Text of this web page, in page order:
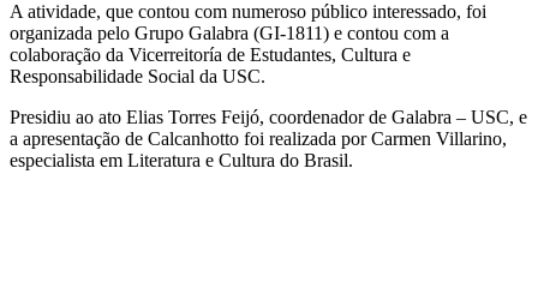
A atividade, que contou com numeroso público interessado, foi
organizada pelo Grupo Galabra (GI-1811) e contou com a
colaboração da Vicerreitoría de Estudantes, Cultura e
Responsabilidade Social da USC.
Presidiu ao ato Elias Torres Feijó, coordenador de Galabra – USC, e
a apresentação de Calcanhotto foi realizada por Carmen Villarino,
especialista em Literatura e Cultura do Brasil.